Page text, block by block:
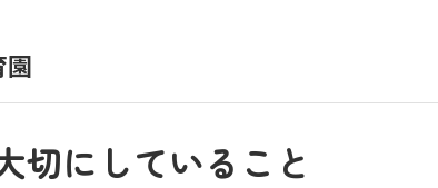
園
入園の概要
切にしていること